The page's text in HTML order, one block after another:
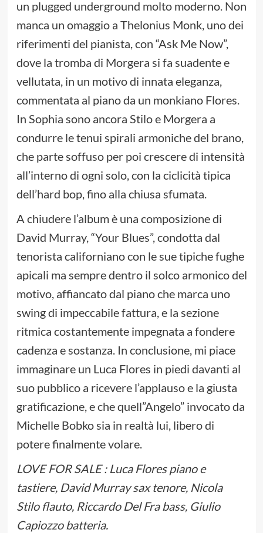
un plugged underground molto moderno. Non
manca un omaggio a Thelonius Monk, uno dei
riferimenti del pianista, con “Ask Me Now”,
dove la tromba di Morgera si fa suadente e
vellutata, in un motivo di innata eleganza,
commentata al piano da un monkiano Flores.
In Sophia sono ancora Stilo e Morgera a
condurre le tenui spirali armoniche del brano,
che parte soffuso per poi crescere di intensità
all’interno di ogni solo, con la ciclicità tipica
dell’hard bop, fino alla chiusa sfumata.
A chiudere l’album è una composizione di
David Murray, “Your Blues”, condotta dal
tenorista californiano con le sue tipiche fughe
apicali ma sempre dentro il solco armonico del
motivo, affiancato dal piano che marca uno
swing di impeccabile fattura, e la sezione
ritmica costantemente impegnata a fondere
cadenza e sostanza. In conclusione, mi piace
immaginare un Luca Flores in piedi davanti al
suo pubblico a ricevere l’applauso e la giusta
gratificazione, e che quell”Angelo” invocato da
Michelle Bobko sia in realtà lui, libero di
potere finalmente volare.
LOVE FOR SALE : Luca Flores piano e
tastiere, David Murray sax tenore, Nicola
Stilo flauto, Riccardo Del Fra bass, Giulio
Capiozzo batteria.